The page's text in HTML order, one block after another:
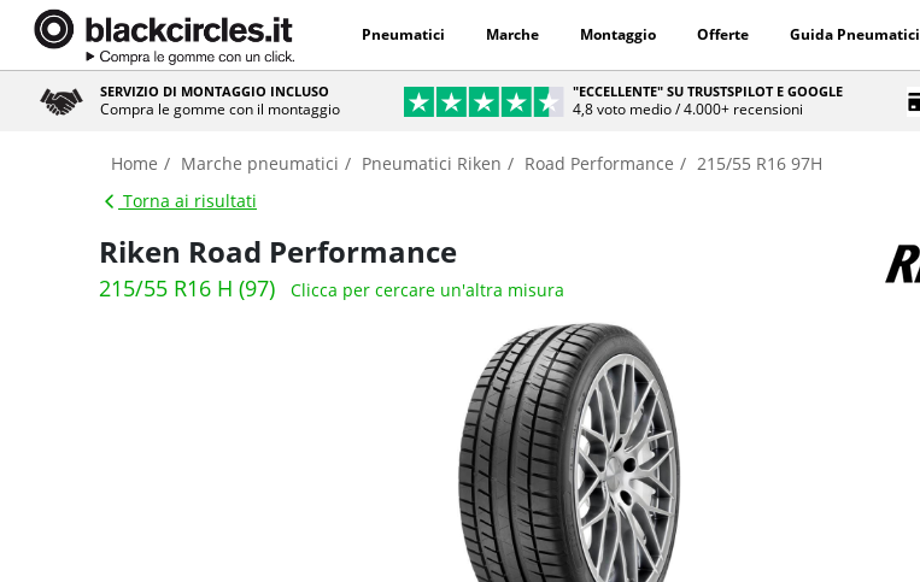
Pneumatici Marche Montaggio Offerte Guida Pneumatici
SERVIZIO DI MONTAGGIO INCLUSO
Compra le gomme con il montaggio
"ECCELLENTE" SU TRUSTSPILOT E GOOGLE
4,8 voto medio / 4.000+ recensioni
Home Marche pneumatici Pneumatici Riken Road Performance
215/55 R16 97H
Torna ai risultati
Riken Road Performance
215/55 R16 H (97) Clicca per cercare un'altra misura